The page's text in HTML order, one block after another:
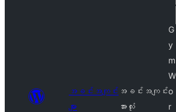
အခင်းအကျင်း
များ
အခင်းအကျင်း
အားလုံး
G
y
m
W
o
r